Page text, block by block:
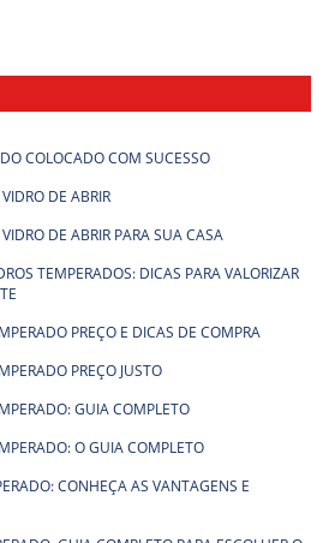
COLOCADO COM SUCESSO
DE ABRIR
DE ABRIR PARA SUA CASA
TEMPERADOS: DICAS PARA VALORIZAR
PREÇO E DICAS DE COMPRA
PREÇO JUSTO
GUIA COMPLETO
O GUIA COMPLETO
CONHEÇA AS VANTAGENS E